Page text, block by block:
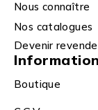
Nous connaître
Nos catalogues
Devenir
Boutique